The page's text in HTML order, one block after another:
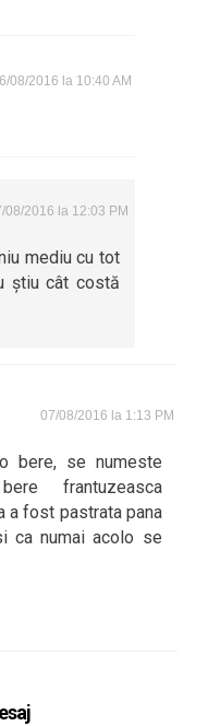
08/2016 la 10:40 AM
08/2016 la 12:03 PM
mediu cu tot
știu cât costă
07/08/2016 la 1:13 PM
bere, se numeste
frantuzeasca
a fost pastrata pana
ca numai acolo se